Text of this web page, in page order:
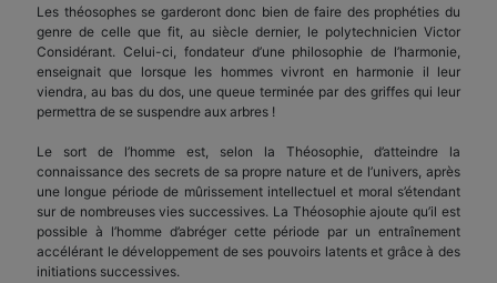
Les théosophes se garderont donc bien de faire des prophéties du
genre de celle que fit, au siècle dernier, le polytechnicien Victor
Considérant. Celui-ci, fondateur d’une philosophie de l’harmonie,
enseignait que lorsque les hommes vivront en harmonie il leur
viendra, au bas du dos, une queue terminée par des griffes qui leur
permettra de se suspendre aux arbres !
Le sort de l’homme est, selon la Théosophie, d’atteindre la
connaissance des secrets de sa propre nature et de l’univers, après
une longue période de mûrissement intellectuel et moral s’étendant
sur de nombreuses vies successives. La Théosophie ajoute qu’il est
possible à l’homme d’abréger cette période par un entraînement
accélérant le développement de ses pouvoirs latents et grâce à des
initiations successives.